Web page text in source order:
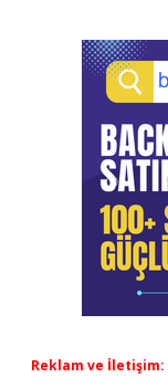
Reklam ve İletişim: